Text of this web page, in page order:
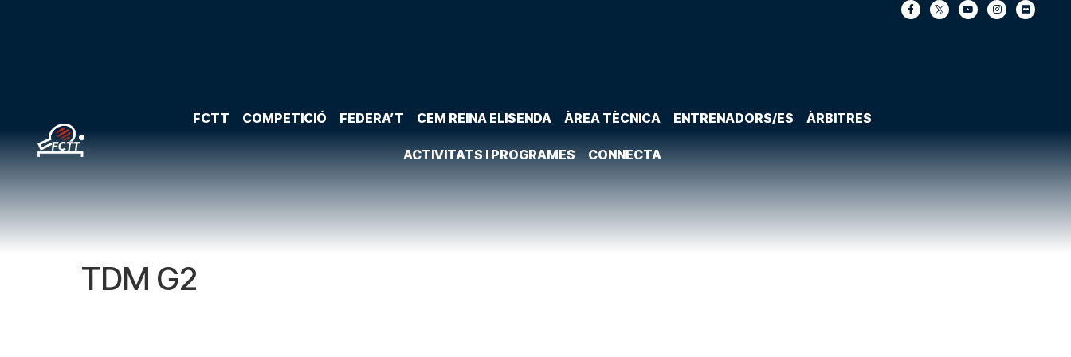
FCTT COMPETICIÓ FEDERA’T CEM REINA ELISENDA ÀREA TÈCNICA ENTRENADORS/ES ÀRBITRES
ACTIVITATS I PROGRAMES CONNECTA
TDM G2